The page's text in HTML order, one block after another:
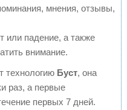
мнения, отзывы,
или падение, а также
внимание.
технологию Буст, она
раз, а первые
первых 7 дней.